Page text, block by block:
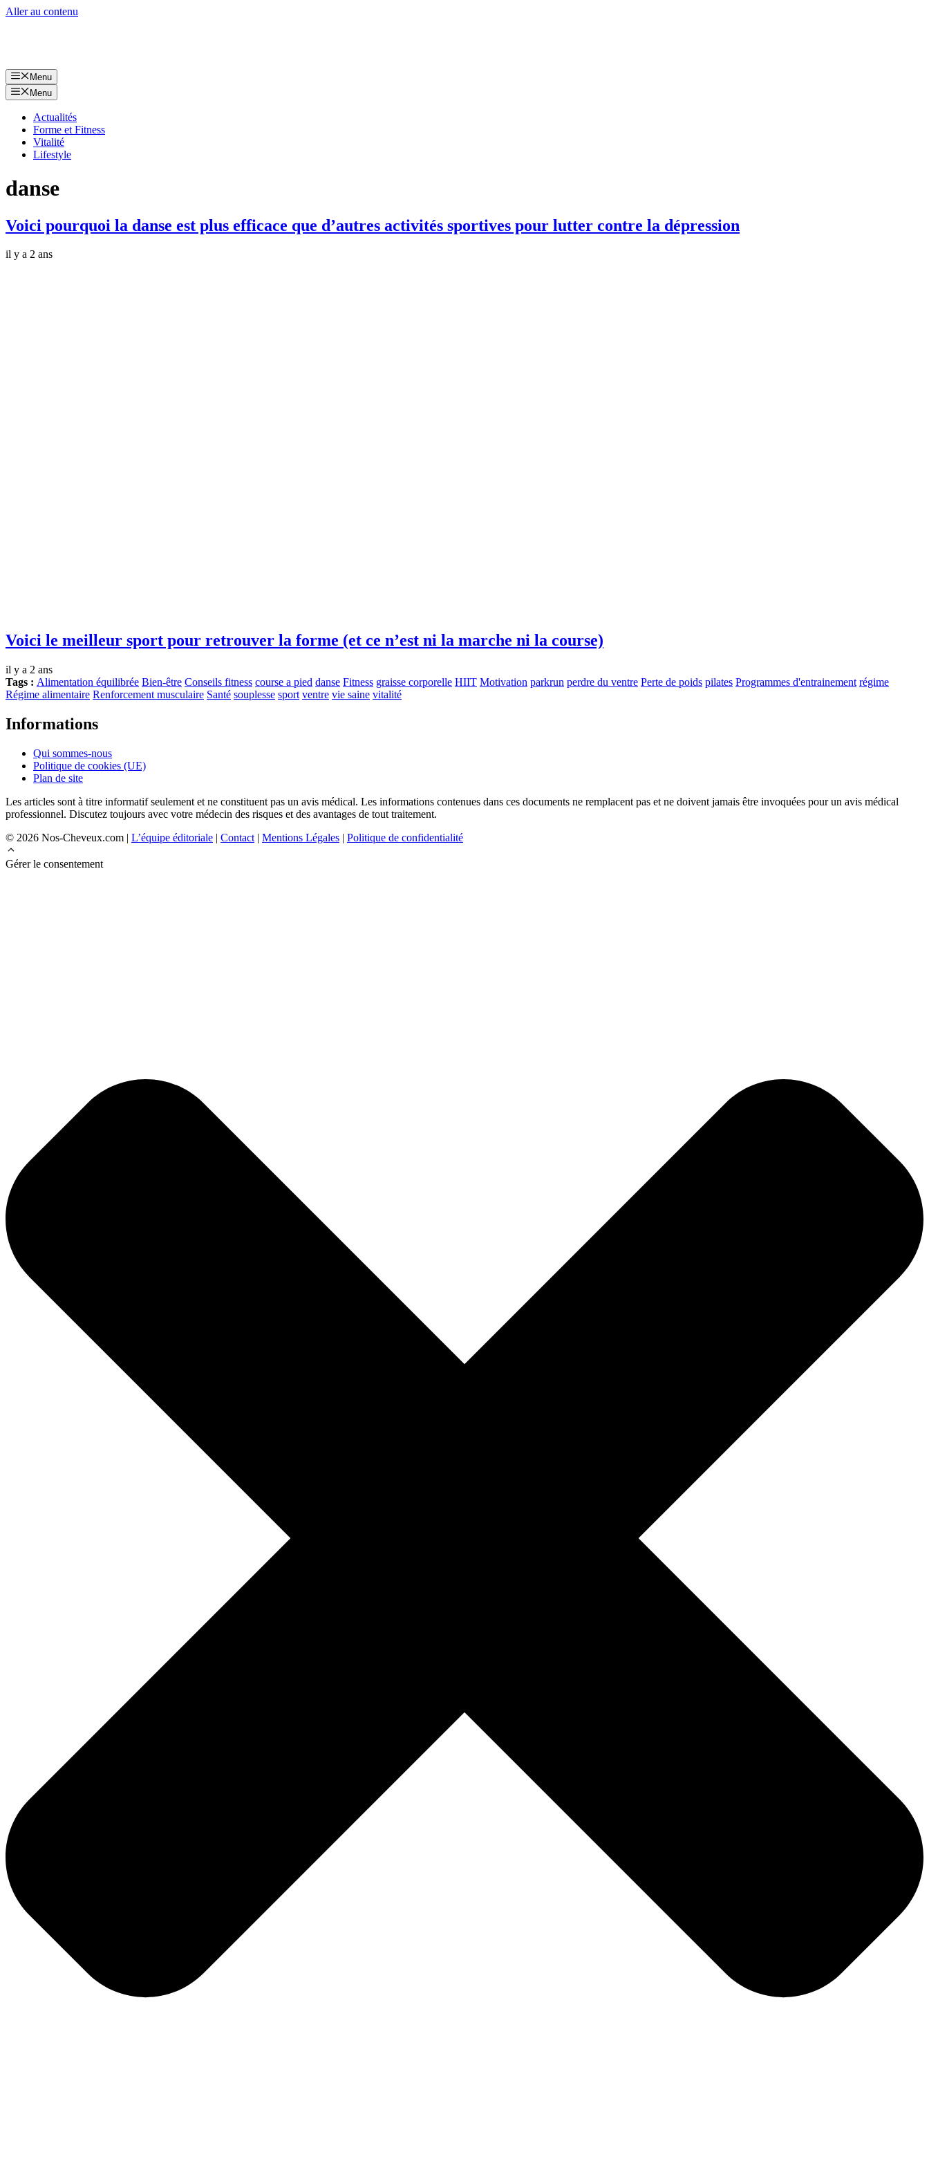
Aller au contenu
Menu
Menu
Actualités
Forme et Fitness
Vitalité
Lifestyle
danse
Voici pourquoi la danse est plus efficace que d’autres activités sportives pour lutter contre la dépression
il y a 2 ans
Voici le meilleur sport pour retrouver la forme (et ce n’est ni la marche ni la course)
il y a 2 ans
Tags : Alimentation équilibrée Bien-être Conseils fitness course a pied danse Fitness graisse corporelle HIIT Motivation parkrun perdre du ventre Perte de poids pilates Programmes d'entrainement régime
Régime alimentaire Renforcement musculaire Santé souplesse sport ventre vie saine vitalité
Informations
Qui sommes-nous
Politique de cookies (UE)
Plan de site
Les articles sont à titre informatif seulement et ne constituent pas un avis médical. Les informations contenues dans ces documents ne remplacent pas et ne doivent jamais être invoquées pour un avis médical
professionnel. Discutez toujours avec votre médecin des risques et des avantages de tout traitement.
© 2026 Nos-Cheveux.com | L’équipe éditoriale | Contact | Mentions Légales | Politique de confidentialité
Gérer le consentement